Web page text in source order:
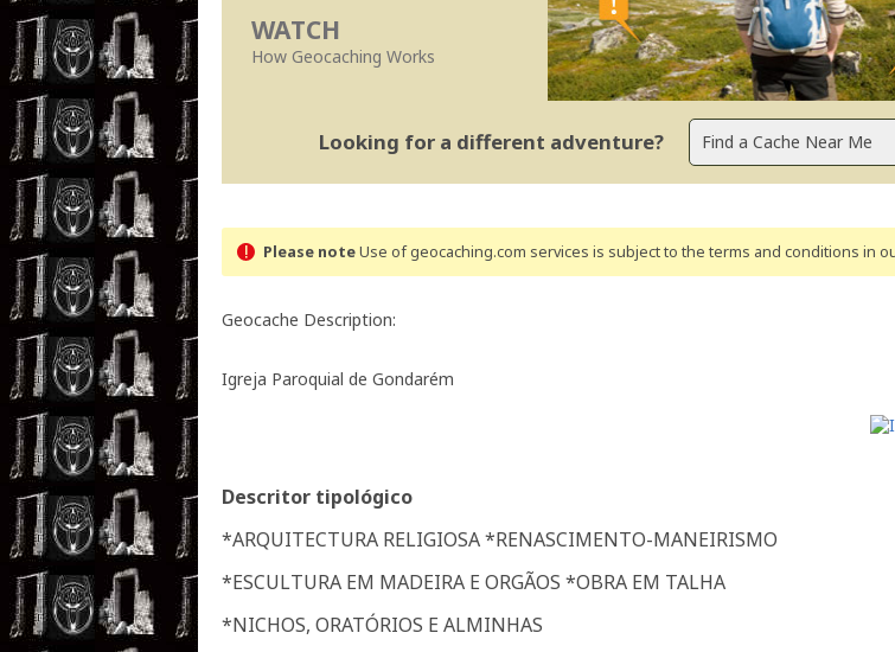
WATCH
How Geocaching Works
Looking for a different adventure?
Please noteUse of geocaching.com services is subject to the terms and conditions in
Geocache Description:
Igreja Paroquial de Gondarém
Descritor tipológico
*ARQUITECTURA RELIGIOSA *RENASCIMENTO-MANEIRISMO
*ESCULTURA EM MADEIRA E ORGÃOS *OBRA EM TALHA
*NICHOS, ORATÓRIOS E ALMINHAS